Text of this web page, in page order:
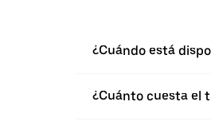
¿Cuándo está
¿Cuánto cuesta el